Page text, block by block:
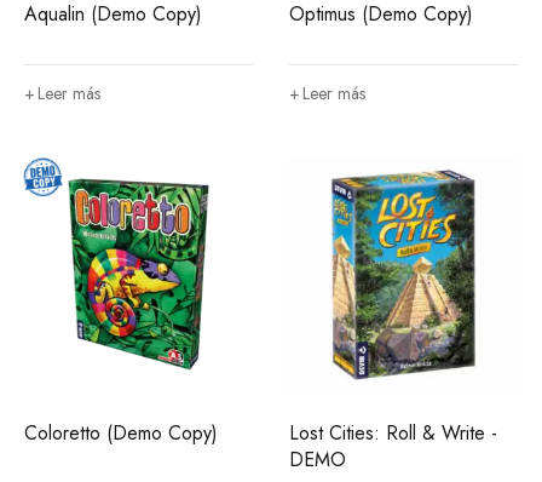
Aqualin (Demo Copy)
Leer más
Optimus (Demo Copy)
Leer más
Coloretto (Demo Copy)
Lost Cities: Roll & Write -
DEMO